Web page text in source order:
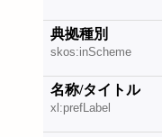
典拠種別
skos:inScheme
名称/タイトル
xl:prefLabel